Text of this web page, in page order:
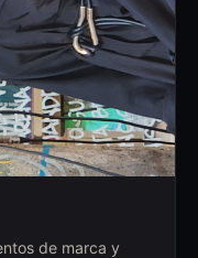
de marca y